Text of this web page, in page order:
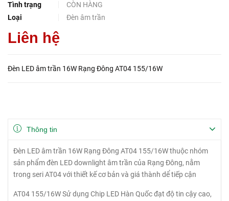
Tình trạng
CÒN HÀNG
Loại
Đèn âm trần
Liên hệ
Đèn LED âm trần 16W Rạng Đông AT04 155/16W
Thông tin
Đèn LED âm trần 16W Rạng Đông AT04 155/16W thuộc nhóm
sản phẩm đèn LED downlight âm trần của Rạng Đông, nằm
trong seri AT04 với thiết kế cơ bản và giá thành dể tiếp cận
AT04 155/16W Sử dụng Chip LED Hàn Quốc đạt độ tin cậy cao,